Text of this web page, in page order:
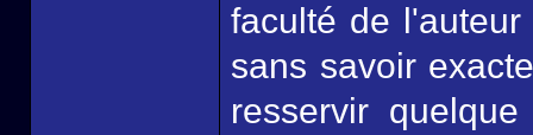
faculté de
sans savoir
resservir